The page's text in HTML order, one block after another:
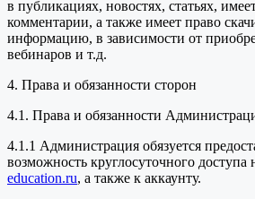
в публикациях, новостях, статьях,
комментарии, а также имеет право
информацию, в зависимости от
вебинаров и т.д.
4. Права и обязанности сторон
4.1. Права и обязанности
4.1.1 Администрация обязуется
возможность круглосуточного доступа
education.ru, а также к аккаунту.